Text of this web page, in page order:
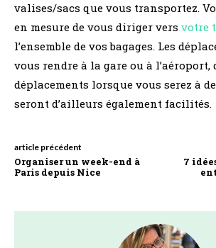
valises/sacs que vous transportez.
en mesure de vous diriger vers votre
l’ensemble de vos bagages. Les
vous rendre à la gare ou à l’aéroport,
déplacements lorsque vous serez à
seront d’ailleurs également facilités.
article précédent
Organiser un week-end à
Paris depuis Nice
7